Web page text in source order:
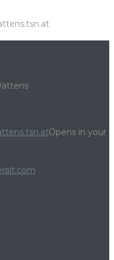
Opens in your